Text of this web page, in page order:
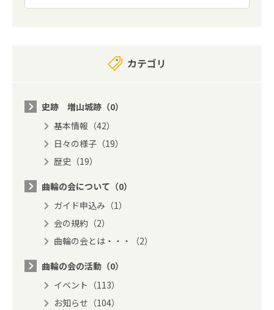
カテゴリ
史跡 増山城跡（0）
基本情報（42）
日々の様子（19）
歴史（19）
曲輪の会について（0）
ガイド申込み（1）
会の規約（2）
曲輪の会とは・・・（2）
曲輪の会の活動（0）
イベント（113）
お知らせ（104）